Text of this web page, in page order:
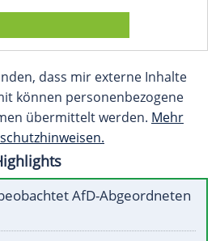
dass mir externe Inhalte
können personenbezogene
übermittelt werden. Mehr
AfD-Abgeordneten